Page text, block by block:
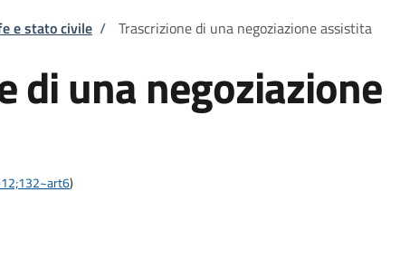
e stato civile / Trascrizione di una negoziazione assistita
di una negoziazione
)